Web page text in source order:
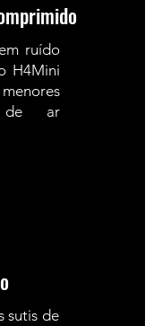
ruído
H4Mini
de ar
sutis de